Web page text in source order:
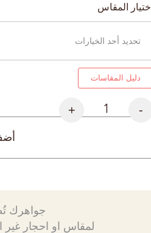
اختيار المقاس
دليل المقاسات
-
+
جواهرك
لمقاس او احجار غير